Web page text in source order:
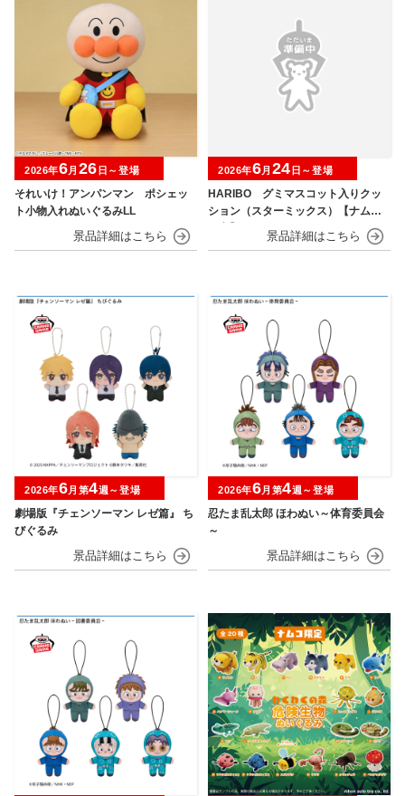
それいけ！アンパンマン ポシェッ
ト小物入れぬいぐるみLL
2026年6月 26 日～登場
HARIBO グミマスコット入りクッ
ション（スターミックス）【ナムコ
2026年6月 24 日～登場
劇場版『チェンソーマン レゼ篇』 ち
びぐるみ
2026年6月第4週～登場
忍たま乱太郎 ほわぬい～体育委員会
～
2026年6月第4週～登場